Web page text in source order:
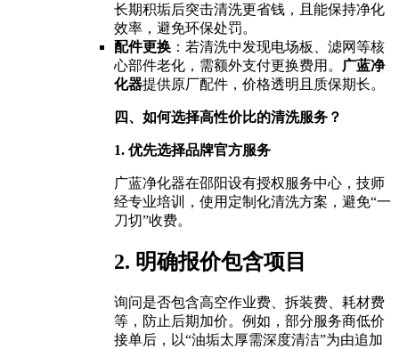
长期积垢后突击清洗更省钱，且能保持净化
效率，避免环保处罚。
配件更换 ：若清洗中发现电场板、滤网等核
心部件老化，需额外支付更换费用。
广蓝净
化器提供原厂配件，价格透明且质保期长。
四、如何选择高性价比的清洗服务？
1. 优先选择品牌官方服务
广蓝净化器在邵阳设有授权服务中心，技师
经专业培训，使用定制化清洗方案，避免“一
刀切”收费。
2. 明确报价包含项目
询问是否包含高空作业费、拆装费、耗材费
等，防止后期加价。例如，部分服务商低价
接单后，以“油垢太厚需深度清洁”为由追加